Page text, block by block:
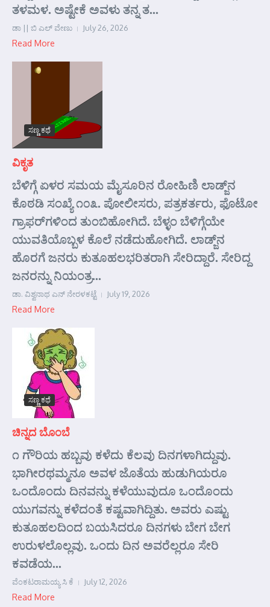
ತಳಮಳ. ಅಷ್ಟೇಕೆ ಅವಳು ತನ್ನ ತ...
ಡಾ || ಬಿ ಎಲ್ ವೇಣು July 26, 2026
Read More
ಸಣ್ಣ ಕಥೆ
ವಿಕೃತ
ಬೆಳಿಗ್ಗೆ ಏಳರ ಸಮಯ ಮೈಸೂರಿನ ರೋಹಿಣಿ ಲಾಡ್ಜ್‌ನ
ಕೊಠಡಿ ಸಂಖ್ಯೆ ೧೦೩. ಪೋಲೀಸರು, ಪತ್ರಕರ್ತರು, ಫೊಟೋ
ಗ್ರಾಫರ್‌ಗಳಿಂದ ತುಂಬಿಹೋಗಿದೆ. ಬೆಳ್ಳಂ ಬೆಳಿಗ್ಗೆಯೇ
ಯುವತಿಯೊಬ್ಬಳ ಕೊಲೆ ನಡೆದುಹೋಗಿದೆ. ಲಾಡ್ಜ್‌ನ
ಹೊರಗೆ ಜನರು ಕುತೂಹಲಭರಿತರಾಗಿ ಸೇರಿದ್ದಾರೆ. ಸೇರಿದ್ದ
ಜನರನ್ನು ನಿಯಂತ್ರ...
ಡಾ. ವಿಶ್ವನಾಥ ಎನ್ ನೇರಳಕಟ್ಟೆ July 19, 2026
Read More
ಸಣ್ಣ ಕಥೆ
ಚಿನ್ನದ ಬೊಂಬೆ
೧ ಗೌರಿಯ ಹಬ್ಬವು ಕಳೆದು ಕೆಲವು ದಿನಗಳಾಗಿದ್ದುವು.
ಭಾಗೀರಥಮ್ಮನೂ ಅವಳ ಜೊತೆಯ ಹುಡುಗಿಯರೂ
ಒಂದೊಂದು ದಿನವನ್ನು ಕಳೆಯುವುದೂ ಒಂದೊಂದು
ಯುಗವನ್ನು ಕಳೆದಂತೆ ಕಷ್ಟವಾಗಿದ್ದಿತು. ಅವರು ಎಷ್ಟು
ಕುತೂಹಲದಿಂದ ಬಯಸಿದರೂ ದಿನಗಳು ಬೇಗ ಬೇಗ
ಉರುಳಲೊಲ್ಲವು. ಒಂದು ದಿನ ಅವರೆಲ್ಲರೂ ಸೇರಿ
ಕವಡೆಯ...
ವೆಂಕಟರಾಮಯ್ಯ ಸಿ ಕೆ July 12, 2026
Read More